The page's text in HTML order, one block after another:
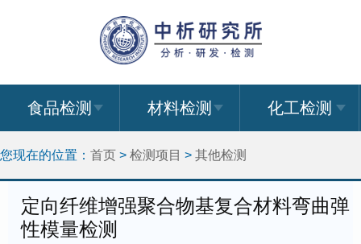
食品检测 材料检测 化工检测
您现在的位置： 首页 > 检测项目 > 其他检测
定向纤维增强聚合物基复合材料弯曲弹
性模量检测